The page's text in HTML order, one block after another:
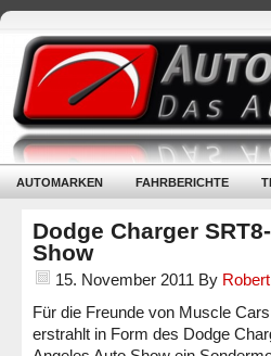
AUTOMARKEN FAHRBERICHTE
Dodge Charger
Show
15. November 2011 By
Für die Freunde von Muscle
erstrahlt in Form des Dodge